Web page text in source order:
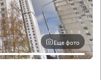
Еще фото